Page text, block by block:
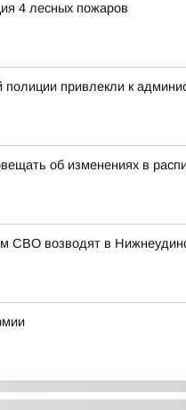
4 лесных пожаров
полиции привлекли к
об изменениях в
СВО возводят в